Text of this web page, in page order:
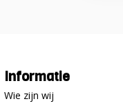
Informatie
Wie zijn wij